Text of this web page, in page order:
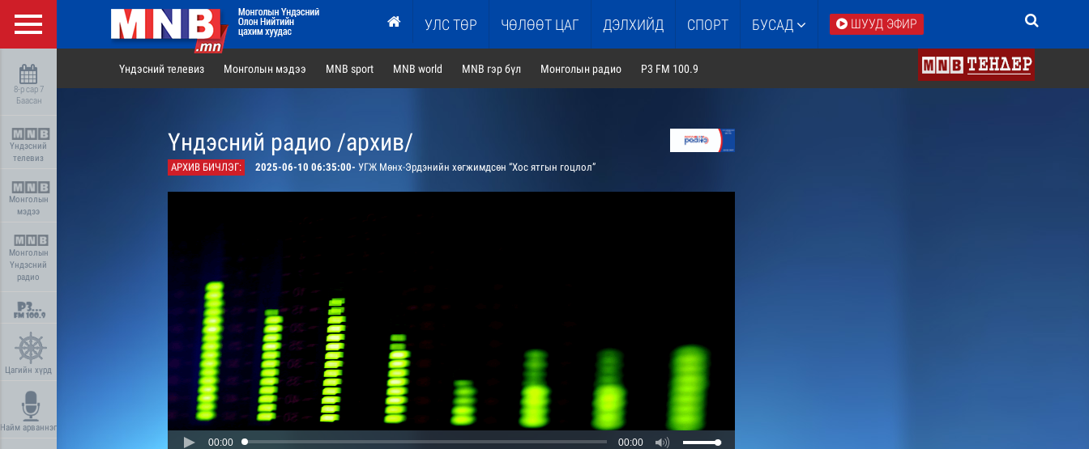
УЛС ТӨР ЧӨЛӨӨТ ЦАГ ДЭЛХИЙД СПОРТ БУСАД ШУУД ЭФИР
8-р сар 7
Баасан
Үндэсний
телевиз
Монголын
мэдээ
Монголын
Үндэсний
радио
Цагийн хүрд
Найм арваннэг
Үндэсний телевиз Монголын мэдээ MNB sport MNB world MNB гэр бүл Монголын радио P3 FM 100.9
Үндэсний радио /архив/
АРХИВ БИЧЛЭГ: 2025-06-10 06:35:00- УГЖ Мөнх-Эрдэнийн хөгжимдсөн “Хос ятгын гоцлол”
00:00 00:00